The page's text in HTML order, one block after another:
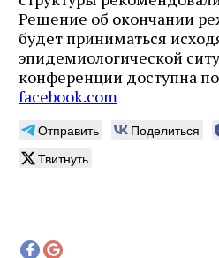
Решение об окончании
будет приниматься
эпидемиологической
конференции доступна
facebook.com
Отправить Поделиться
Твитнуть